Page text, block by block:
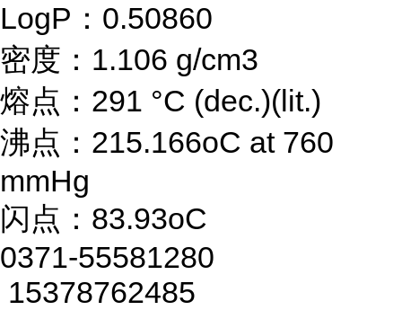
LogP：0.50860
密度：1.106 g/cm3
熔点：291 °C (dec.)(lit.)
沸点：215.166oC at 760
mmHg
闪点：83.93oC
0371-55581280
15378762485